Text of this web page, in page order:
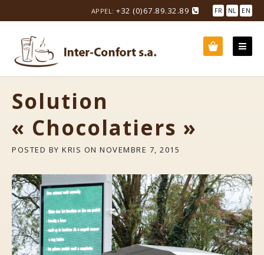
to
content
APPEL: +32 (0)67.89.32.89 FR NL EN
Solution
« Chocolatiers »
POSTED BY KRIS ON NOVEMBRE 7, 2015